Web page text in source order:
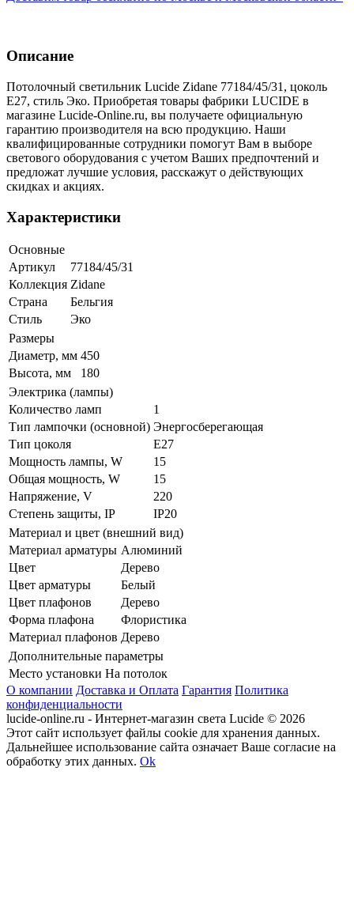
Описание
Потолочный светильник Lucide Zidane 77184/45/31, цоколь
E27, стиль Эко. Приобретая товары фабрики LUCIDE в
магазине Lucide-Online.ru, вы получаете официальную
гарантию производителя на всю продукцию. Наши
квалифицированные сотрудники помогут Вам в выборе
светового оборудования с учетом Ваших предпочтений и
предложат лучшие условия, расскажут о действующих
скидках и акциях.
Характеристики
Основные
Артикул
77184/45/31
Коллекция Zidane
Страна
Бельгия
Стиль
Эко
Размеры
Диаметр, мм 450
Высота, мм
180
Электрика (лампы)
Количество ламп
1
Тип лампочки (основной) Энергосберегающая
Тип цоколя
E27
Мощность лампы, W
15
Общая мощность, W
15
Напряжение, V
220
Степень защиты, IP
IP20
Материал и цвет (внешний вид)
Материал арматуры Алюминий
Цвет
Дерево
Цвет арматуры
Белый
Цвет плафонов
Дерево
Форма плафона
Флористика
Материал плафонов Дерево
Дополнительные параметры
Место установки На потолок
О компании Доставка и Оплата Гарантия Политика
конфиденциальности
lucide-online.ru - Интернет-магазин света Lucide © 2026
Этот сайт использует файлы cookie для хранения данных.
Дальнейшее использование сайта означает Ваше согласие на
обработку этих данных. Ok